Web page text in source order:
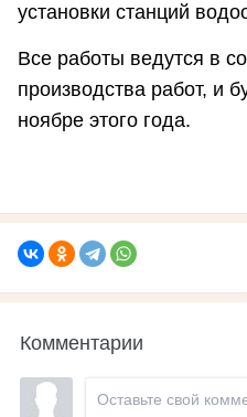
установки станций
Все работы ведутся в
производства работ, и
ноябре этого года.
Комментарии